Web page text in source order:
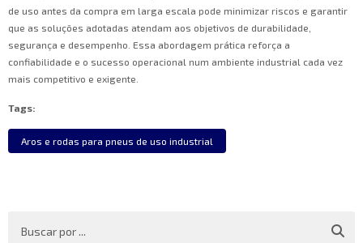
de uso antes da compra em larga escala pode minimizar riscos e garantir
que as soluções adotadas atendam aos objetivos de durabilidade,
segurança e desempenho. Essa abordagem prática reforça a
confiabilidade e o sucesso operacional num ambiente industrial cada vez
mais competitivo e exigente.
Tags:
Aros e rodas para pneus de uso industrial